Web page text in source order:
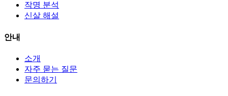
작명 분석
신살 해설
안내
소개
자주 묻는 질문
문의하기